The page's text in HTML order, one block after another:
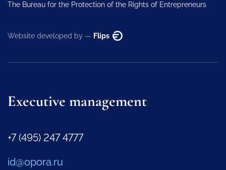
The Bureau for the Protection of the Rights of Entrepreneurs
Website developed by — Flips
Executive management
+7 (495) 247 4777
id@opora.ru